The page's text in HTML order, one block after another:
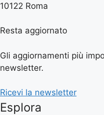
10122 Roma
Resta aggiornato
Gli aggiornamenti più
newsletter.
Ricevi la newsletter
Esplora